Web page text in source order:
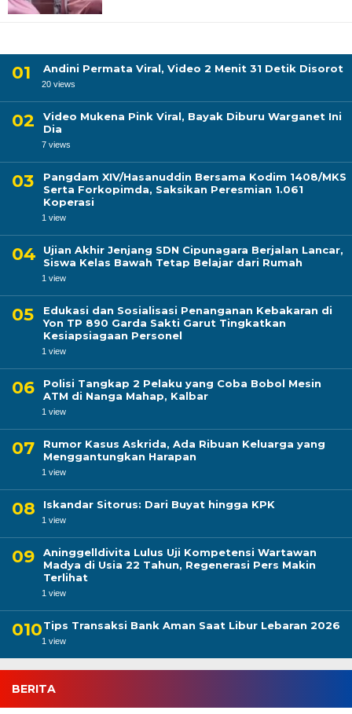
Andini Permata Viral, Video 2 Menit 31 Detik Disorot
20 views
Video Mukena Pink Viral, Bayak Diburu Warganet Ini
Dia
7 views
Pangdam XIV/Hasanuddin Bersama Kodim 1408/MKS
Serta Forkopimda, Saksikan Peresmian 1.061
Koperasi
1 view
Ujian Akhir Jenjang SDN Cipunagara Berjalan Lancar,
Siswa Kelas Bawah Tetap Belajar dari Rumah
1 view
Edukasi dan Sosialisasi Penanganan Kebakaran di
Yon TP 890 Garda Sakti Garut Tingkatkan
Kesiapsiagaan Personel
1 view
Polisi Tangkap 2 Pelaku yang Coba Bobol Mesin
ATM di Nanga Mahap, Kalbar
1 view
Rumor Kasus Askrida, Ada Ribuan Keluarga yang
Menggantungkan Harapan
1 view
Iskandar Sitorus: Dari Buyat hingga KPK
1 view
Aninggelldivita Lulus Uji Kompetensi Wartawan
Madya di Usia 22 Tahun, Regenerasi Pers Makin
Terlihat
1 view
Tips Transaksi Bank Aman Saat Libur Lebaran 2026
1 view
BERITA